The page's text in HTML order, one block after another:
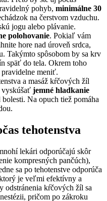
pohyb, minimálne 30
na čerstvom vzduchu.
jogu alebo plávanie.
polohovanie. Pokiaľ vám
hore nad úroveň srdca,
Takýmto spôsobom by sa krv
späť do tela. Okrem toho
pravidelne meniť.
a masáž kŕčových žíl
vyskúšať jemné hladkanie
Na opuch tiež pomáha
tehotenstva
lekári odporúčajú skôr
kompresných pančúch),
sa po tehotenstve odporúča
je veľmi efektívny a
odstránenia kŕčových žíl sa
pričom po zákroku